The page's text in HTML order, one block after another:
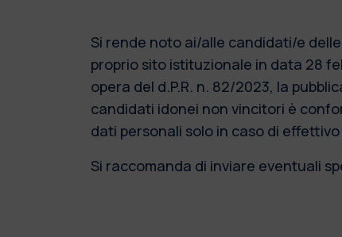
Si rende noto ai/alle candidati/e
proprio sito istituzionale in data 28
opera del d.P.R. n. 82/2023, la
candidati idonei non vincitori è
dati personali solo in caso di
Si raccomanda di inviare eventuali